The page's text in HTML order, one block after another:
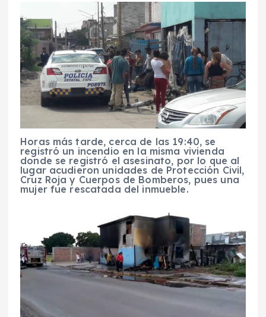
Horas más tarde, cerca de las 19:40, se
registró un incendio en la misma vivienda
donde se registró el asesinato, por lo que al
lugar acudieron unidades de Protección Civil,
Cruz Roja y Cuerpos de Bomberos, pues una
mujer fue rescatada del inmueble.